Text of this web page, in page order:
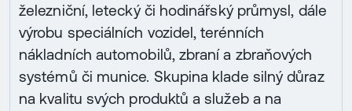
železniční, letecký či hodinářský průmysl, dále
výrobu speciálních vozidel, terénních
nákladních automobilů, zbraní a zbraňových
systémů či munice. Skupina klade silný důraz
na kvalitu svých produktů a služeb a na